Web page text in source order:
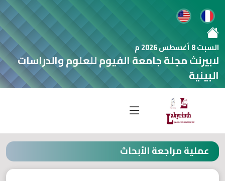
السبت 8 أغسطس 2026 م
لابيرنث مجلة جامعة الفيوم للعلوم والدراسات
البينية
عملية مراجعة الأبحاث